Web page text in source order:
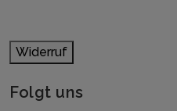
Widerruf
Folgt uns